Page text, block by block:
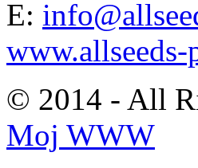
E:
www.allseeds-
© 2014 - All
Moj WWW